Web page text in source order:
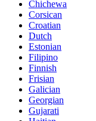
Chichewa
Corsican
Croatian
Dutch
Estonian
Filipino
Finnish
Frisian
Galician
Georgian
Gujarati